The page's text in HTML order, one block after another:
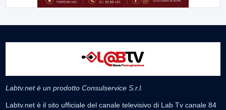
Labtv.net è un prodotto Consulservice S.r.l.
Labtv.net è il sito ufficiale del canale televisivo di Lab Tv canale 84